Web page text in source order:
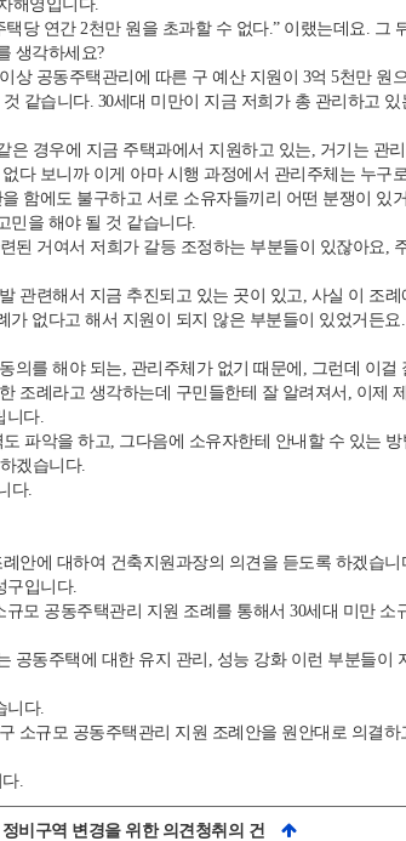
해영입니다.
당 연간 2천만 원을 초과할 수 없다.” 이랬는데요.
생각하세요?
상 공동주택관리에 따른 구 예산 지원이 3억 5천만 원
같습니다. 30세대 미만이 지금 저희가 총 관리하고
경우에 지금 주택과에서 지원하고 있는, 거기는 관
다 보니까 이게 아마 시행 과정에서 관리주체는 누
함에도 불구하고 서로 소유자들끼리 어떤 분쟁이 있
민을 해야 될 것 같습니다.
된 거여서 저희가 갈등 조정하는 부분들이 있잖아요,
관련해서 지금 추진되고 있는 곳이 있고, 사실 이 조
가 없다고 해서 지원이 되지 않은 부분들이 있었거든
의를 해야 되는, 관리주체가 없기 때문에, 그런데 이
조례라고 생각하는데 구민들한테 잘 알려져서, 이제
니다.
파악을 하고, 그다음에 소유자한테 안내할 수 있는
겠습니다.
다.
안에 대하여 건축지원과장의 의견을 듣도록 하겠습니
입니다.
모 공동주택관리 지원 조례를 통해서 30세대 미만
공동주택에 대한 유지 관리, 성능 강화 이런 부분들이
니다.
소규모 공동주택관리 지원 조례안을 원안대로 의결
.
비구역 변경을 위한 의견청취의 건